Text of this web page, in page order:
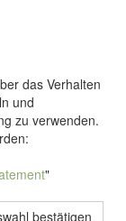
das Verhalten
und
zu verwenden.
"